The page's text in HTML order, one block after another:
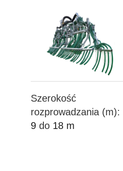
Szerokość
rozprowadzania (m):
9 do 18 m